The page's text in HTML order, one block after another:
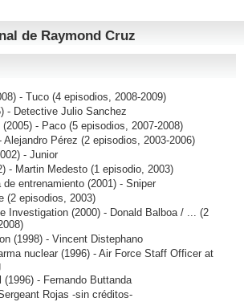
de Raymond Cruz
- Tuco (4 episodios, 2008-2009)
- Detective Julio Sanchez
(2005) - Paco (5 episodios, 2007-2008)
Alejandro Pérez (2 episodios, 2003-2006)
- Junior
- Martin Medesto (1 episodio, 2003)
entrenamiento (2001) - Sniper
(2 episodios, 2003)
Investigation (2000) - Donald Balboa / ... (2
(1998) - Vincent Distephano
nuclear (1996) - Air Force Staff Officer at
(1996) - Fernando Buttanda
Rojas -sin créditos-